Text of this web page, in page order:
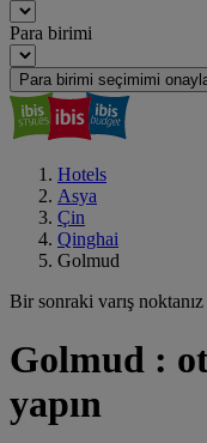
Para birimi
Para birimi seçimimi
Hotels
Asya
Çin
Qinghai
Golmud
Bir sonraki varış noktanız
Golmud :
yapın